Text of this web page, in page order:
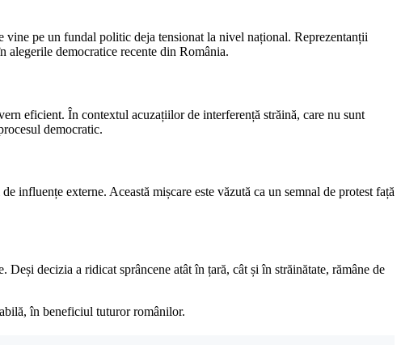
pe un fundal politic deja tensionat la nivel național. Reprezentanții
alegerile democratice recente din România.
eficient. În contextul acuzațiilor de interferență străină, care nu sunt
democratic.
influențe externe. Această mișcare este văzută ca un semnal de protest față
decizia a ridicat sprâncene atât în țară, cât și în străinătate, rămâne de
în beneficiul tuturor românilor.